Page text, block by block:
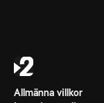
Allmänna villkor